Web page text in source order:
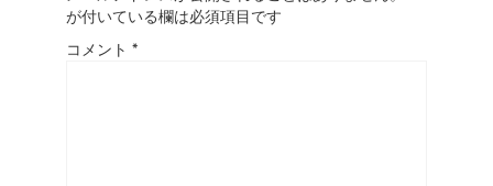
が付いている欄は必須項目です
コメント *